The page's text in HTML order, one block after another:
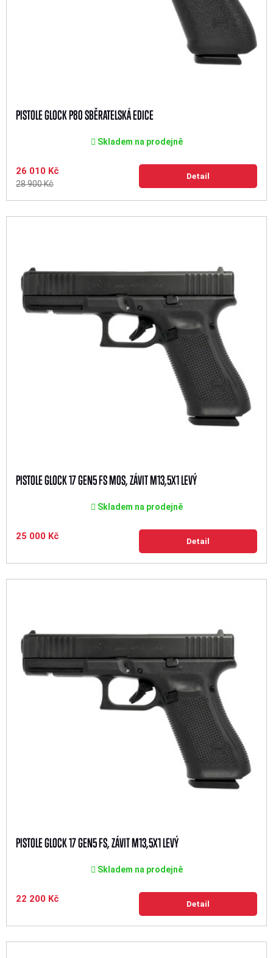
PISTOLE GLOCK P80 SBĚRATELSKÁ EDICE
Skladem na prodejně
26 010 Kč
28 900 Kč
Detail
PISTOLE GLOCK 17 GEN5 FS MOS, ZÁVIT M13,5X1 LEVÝ
Skladem na prodejně
25 000 Kč Detail
PISTOLE GLOCK 17 GEN5 FS, ZÁVIT M13,5X1 LEVÝ
Skladem na prodejně
22 200 Kč Detail